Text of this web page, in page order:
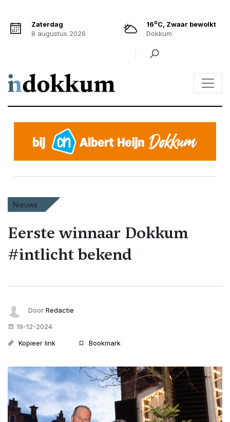
Zaterdag
8 augustus 2026
16oC, Zwaar bewolkt
Dokkum
Nieuws
Eerste winnaar Dokkum
#intlicht bekend
Door Redactie
19-12-2024
Kopieer link
Bookmark